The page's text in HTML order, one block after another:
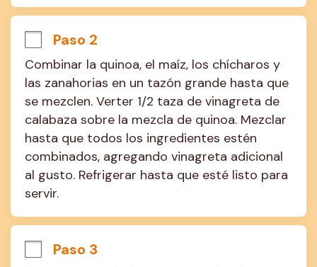
Paso 2
Combinar la quinoa, el maíz, los chícharos y
las zanahorias en un tazón grande hasta que
se mezclen. Verter 1/2 taza de vinagreta de
calabaza sobre la mezcla de quinoa. Mezclar
hasta que todos los ingredientes estén
combinados, agregando vinagreta adicional
al gusto. Refrigerar hasta que esté listo para
servir.
Paso 3